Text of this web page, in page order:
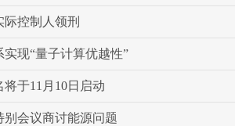
控制人领刑
现“量子计算优越性”
将于11月10日启动
别会议商讨能源问题